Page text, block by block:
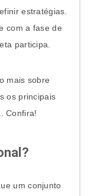
estratégias.
com a fase de
participa.
mais sobre
os principais
Confira!
um conjunto